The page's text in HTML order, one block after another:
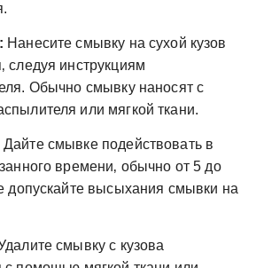
Нанесите смывку на сухой кузов
следуя инструкциям
Обычно смывку наносят с
или мягкой ткани.
Дайте смывке подействовать в
времени‚ обычно от 5 до
допускайте высыхания смывки на
смывку с кузова